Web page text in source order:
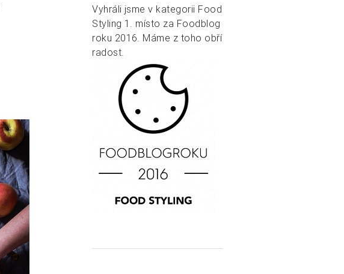
Vyhráli jsme v kategorii Food
Styling 1. místo za Foodblog
roku 2016. Máme z toho obří
radost.